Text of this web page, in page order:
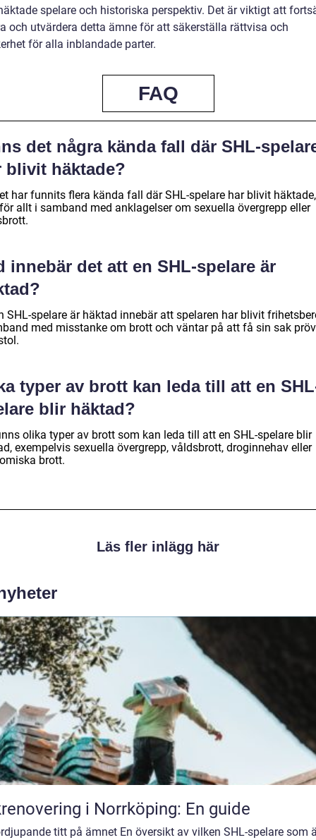
spelare och historiska perspektiv. Det är viktigt att
och utvärdera detta ämne för att säkerställa rättvisa och
för alla inblandade parter.
FAQ
det några kända fall där SHL-
blivit häktade?
har funnits flera kända fall där SHL-spelare har blivit häktade,
allt i samband med anklagelser om sexuella övergrepp eller
innebär det att en SHL-spelare är
SHL-spelare är häktad innebär att spelaren har blivit
med misstanke om brott och väntar på att få sin sak
typer av brott kan leda till att en
blir häktad?
olika typer av brott som kan leda till att en SHL-spelare blir
exempelvis sexuella övergrepp, våldsbrott, droginnehav eller
brott.
Läs fler inlägg här
i Norrköping: En guide
titt på ämnet En översikt av vilken SHL-spelare som